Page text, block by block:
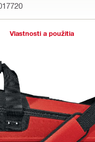
Vlastnosti a použitia